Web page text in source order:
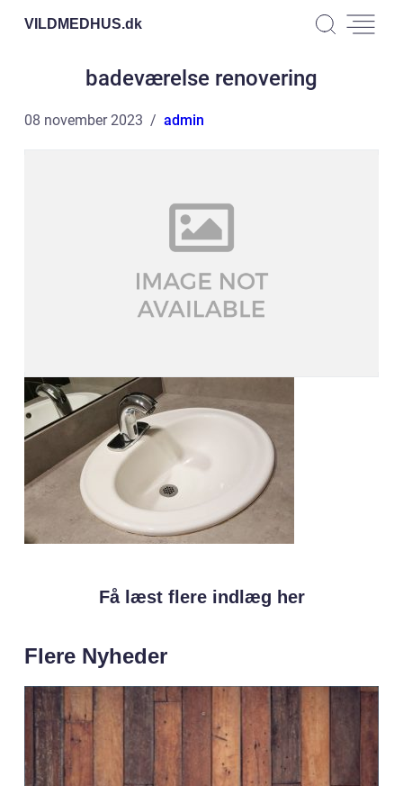
VILDMEDHUS.dk
badeværelse renovering
08 november 2023 admin
Få læst flere indlæg her
Flere Nyheder